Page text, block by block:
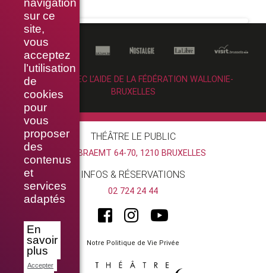
navigation
sur ce
site,
vous
acceptez
l’utilisation
de
cookies
pour
vous
proposer
des
contenus
et
services
adaptés
En
savoir
plus
Accepter
RÉALISÉ AVEC L’AIDE DE LA FÉDÉRATION WALLONIE-
BRUXELLES
THÉÂTRE LE PUBLIC
RUE BRAEMT 64-70, 1210 BRUXELLES
INFOS & RÉSERVATIONS
02 724 24 44
Notre Politique de Vie Privée